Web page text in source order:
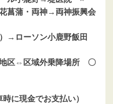
蒲・両神→両神振興会
ローソン小鹿野飯田
区⇔区域外乗降場所 〇
時に現金でお支払い）